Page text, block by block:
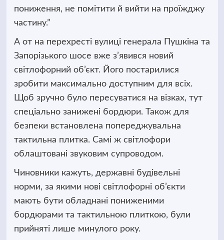
пониження, не помітити й вийти на проїжджу
частину.”
А от на перехресті вулиці генерала Пушкіна та
Запорізького шосе вже з’явився новий
світлофорний об’єкт. Його постарилися
зробити максимально доступним для всіх.
Щоб зручно було пересуватися на візках, тут
спеціально занижені бордюри. Також для
безпеки встановлена попереджувальна
тактильна плитка. Самі ж світлофори
облаштовані звуковим супроводом.
Чиновники кажуть, державні будівельні
норми, за якими нові світлофорні об’єкти
мають бути обладнані пониженими
бордюрами та тактильною плиткою, були
прийняті лише минулого року.